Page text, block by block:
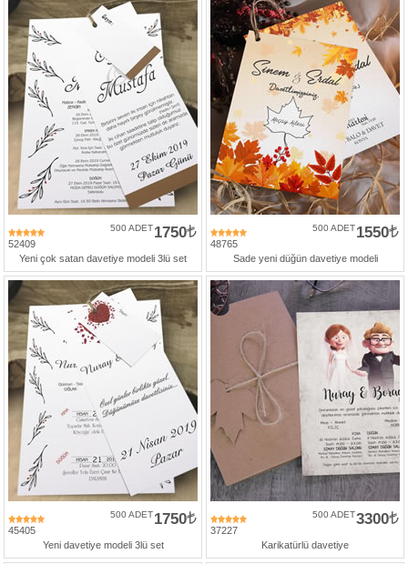
52409
1750
500 ADET
Yeni çok satan davetiye modeli 3lü set
48765
1550
500 ADET
Sade yeni düğün davetiye modeli
45405
1750
500 ADET
Yeni davetiye modeli 3lü set
37227
3300
500 ADET
Karikatürlü davetiye